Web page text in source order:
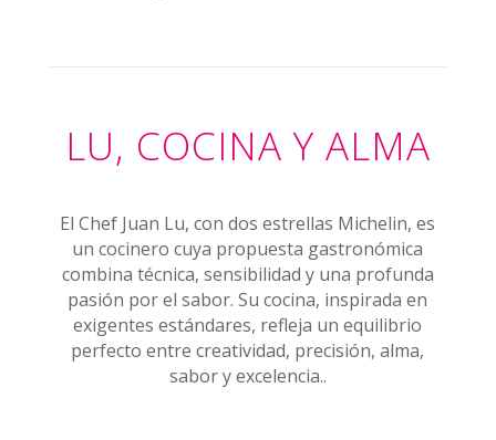
LU, COCINA Y ALMA
El Chef Juan Lu, con dos estrellas Michelin, es
un cocinero cuya propuesta gastronómica
combina técnica, sensibilidad y una profunda
pasión por el sabor. Su cocina, inspirada en
exigentes estándares, refleja un equilibrio
perfecto entre creatividad, precisión, alma,
sabor y excelencia..